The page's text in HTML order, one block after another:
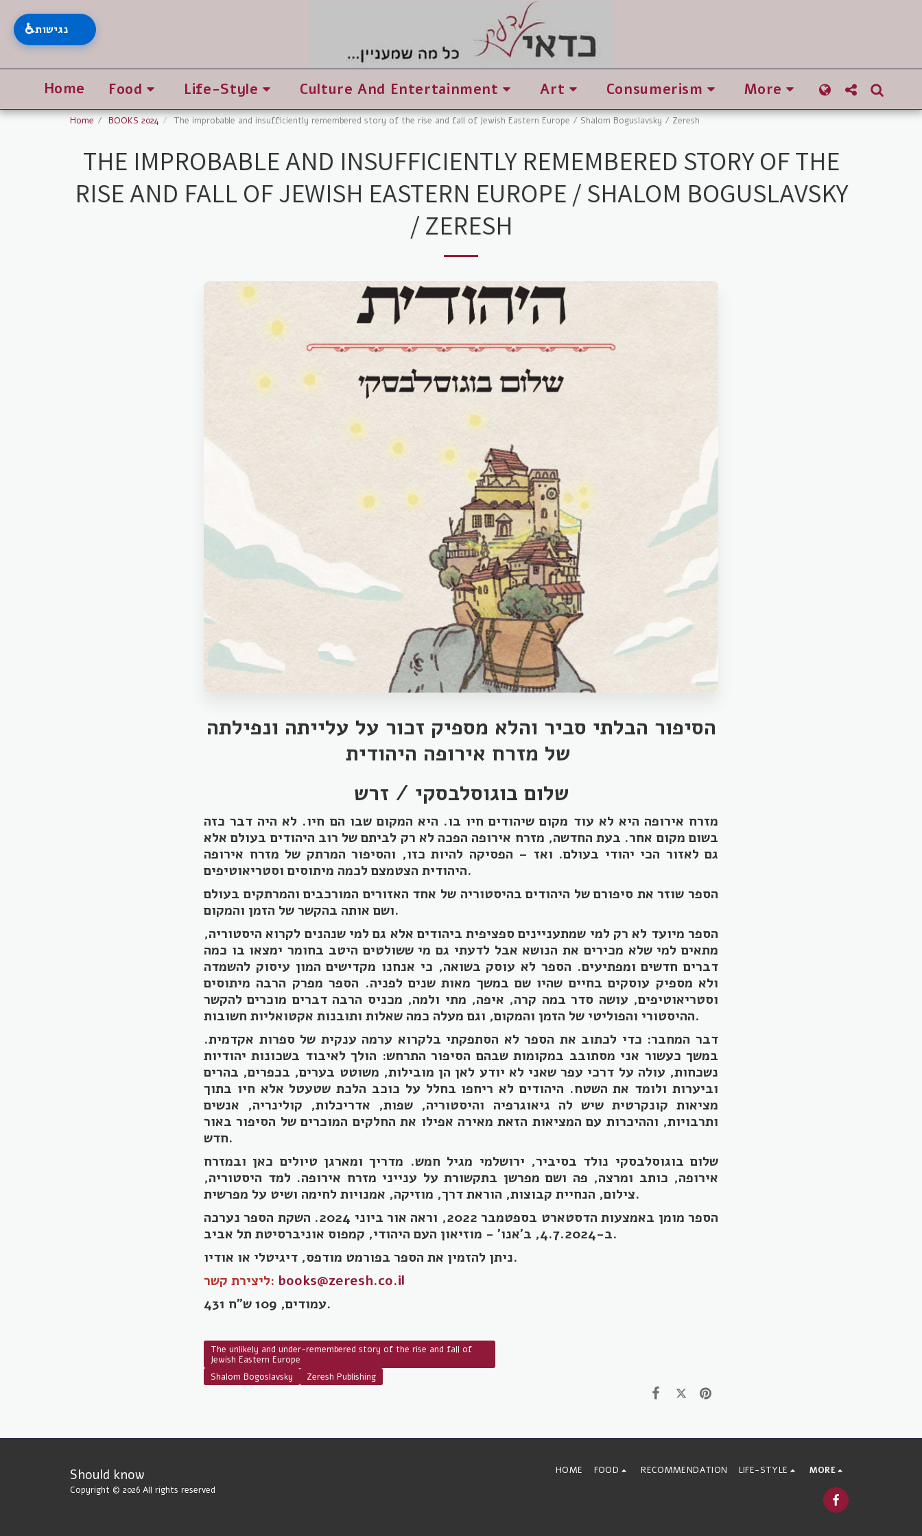
Home Food Life-Style Culture And Entertainment Art Consumerism More
Home BOOKS 2024 The improbable and insufficiently remembered story of the rise and fall of Jewish Eastern Europe / Shalom Boguslavsky / Zeresh
THE IMPROBABLE AND INSUFFICIENTLY REMEMBERED STORY OF THE
RISE AND FALL OF JEWISH EASTERN EUROPE / SHALOM BOGUSLAVSKY
/ ZERESH
הסיפור הבלתי סביר והלא מספיק זכור על עלייתה ונפילתה
שלום בוגוסלבסקי / זרש
מזרח אירופה היא לא עוד מקום שיהודים חיו בו. היא המקום שבו הם חיו. לא היה דבר כזה
בשום מקום אחר. בעת החדשה, מזרח אירופה הפכה לא רק לביתם של רוב היהודים בעולם אלא
גם לאזור הכי יהודי בעולם. ואז – הפסיקה להיות כזו, והסיפור המרתק של מזרח אירופה
היהודית הצטמצם לכמה מיתוסים וסטריאוטיפים.
הספר שוזר את סיפורם של היהודים בהיסטוריה של אחד האזורים המורכבים והמרתקים בעולם
ושם אותה בהקשר של הזמן והמקום.
הספר מיועד לא רק למי שמתעניינים ספציפית ביהודים אלא גם למי שנהנים לקרוא היסטוריה,
מתאים למי שלא מכירים את הנושא אבל לדעתי גם מי ששולטים היטב בחומר ימצאו בו כמה
דברים חדשים ומפתיעים. הספר לא עוסק בשואה, כי אנחנו מקדישים המון עיסוק להשמדה
ולא מספיק עוסקים בחיים שהיו שם במשך מאות שנים לפניה. הספר מפרק הרבה מיתוסים
וסטריאוטיפים, עושה סדר במה קרה, איפה, מתי ולמה, מכניס הרבה דברים מוכרים להקשר
ההיסטורי והפוליטי של הזמן והמקום, וגם מעלה כמה שאלות ותובנות אקטואליות חשובות.
דבר המחבר: כדי לכתוב את הספר לא הסתפקתי בלקרוא ערמה ענקית של ספרות אקדמית.
במשך כעשור אני מסתובב במקומות שבהם הסיפור התרחש: הולך לאיבוד בשכונות יהודיות
נשכחות, עולה על דרכי עפר שאני לא יודע לאן הן מובילות, משוטט בערים, בכפרים, בהרים
וביערות ולומד את השטח. היהודים לא ריחפו בחלל על כוכב הלכת שטעטל אלא חיו בתוך
מציאות קונקרטית שיש לה גיאוגרפיה והיסטוריה, שפות, אדריכלות, קולינריה, אנשים
ותרבויות, וההיכרות עם המציאות הזאת מאירה אפילו את החלקים המוכרים של הסיפור באור
חדש.
שלום בוגוסלבסקי נולד בסיביר, ירושלמי מגיל חמש. מדריך ומארגן טיולים כאן ובמזרח
אירופה, כותב ומרצה, פה ושם מפרשן בתקשורת על ענייני מזרח אירופה. למד היסטוריה,
צילום, הנחיית קבוצות, הוראת דרך, מוזיקה, אמנויות לחימה ושיט על מפרשית.
הספר מומן באמצעות הדסטארט בספטמבר 2022, וראה אור ביוני 2024. השקת הספר נערכה
ב-4.7.2024, ב'אנו' - מוזיאון העם היהודי, קמפוס אוניברסיטת תל אביב.
ניתן להזמין את הספר בפורמט מודפס, דיגיטלי או אודיו.
ליצירת קשר: books@zeresh.co.il
431 עמודים, 109 ש"ח.
The unlikely and under-remembered story of the rise and fall of
Jewish Eastern Europe
Shalom Bogoslavsky
Zeresh Publishing
Should know
Copyright © 2026 All rights reserved
HOME FOOD RECOMMENDATION LIFE-STYLE MORE
♿נגישות